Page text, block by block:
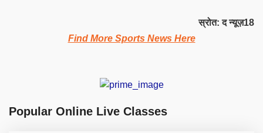
स्रोत: द न्यूज़18
Find More Sports News Here
Popular Online Live Classes